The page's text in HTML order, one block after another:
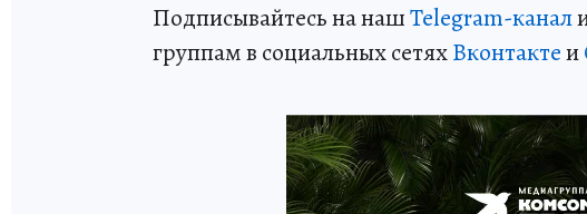
Подписывайтесь на нашTelegram-канал
группам в социальных сетяхВконтактеи